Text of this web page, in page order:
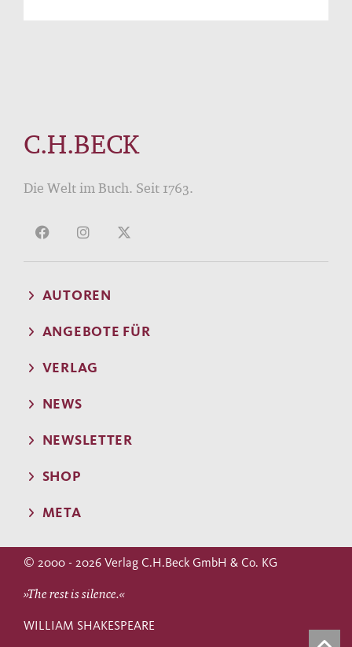
C.H.BECK
Die Welt im Buch. Seit 1763.
AUTOREN
ANGEBOTE FÜR
VERLAG
NEWS
NEWSLETTER
SHOP
META
© 2000 - 2026 Verlag C.H.Beck GmbH & Co. KG
»The rest is silence.«
WILLIAM SHAKESPEARE